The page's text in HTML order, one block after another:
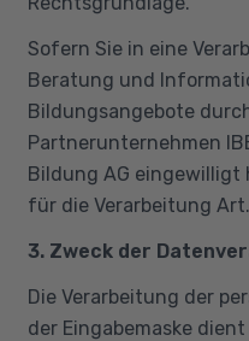
Sofern Sie in eine
Beratung und
Bildungsangebote
Partnerunternehmen
Bildung AG eingewilligt
für die Verarbeitung Art.
3. Zweck der
Die Verarbeitung der
der Eingabemaske